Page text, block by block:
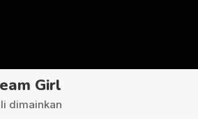
Girl
dimainkan